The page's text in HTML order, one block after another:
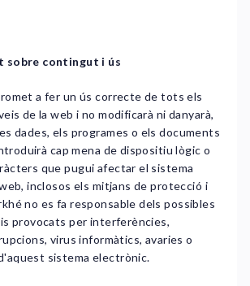
sobre contingut i ús
a fer un ús correcte de tots els
de la web i no modificarà ni danyarà,
dades, els programes o els documents
cap mena de dispositiu lògic o
que pugui afectar el sistema
inclosos els mitjans de protecció i
no es fa responsable dels possibles
provocats per interferències,
virus informàtics, avaries o
sistema electrònic.